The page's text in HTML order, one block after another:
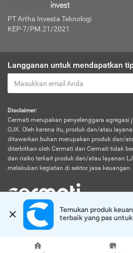
PT Artha Investa Teknologi
KEP-7/PM.21/2021
Langganan untuk mendapatkan
Disclaimer:
Cermati merupakan penyelenggara agregasi
OJK. Oleh karena itu, produk dan/atau
ditawarkan bukan merupakan produk dan/
diterbitkan oleh Cermati dan Cermati tidak
dan risiko terkait produk dan/atau layanan
melakukan kegiatan di sektor jasa keuangan.
© 2026 Cermati. All Rights Reserved.
Temukan produk
terbaik yang pas